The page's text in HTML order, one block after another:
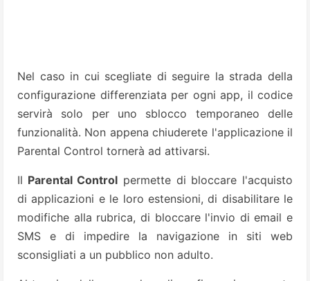
Nel caso in cui scegliate di seguire la strada della
configurazione differenziata per ogni app, il codice
servirà solo per uno sblocco temporaneo delle
funzionalità. Non appena chiuderete l'applicazione il
Parental Control tornerà ad attivarsi.
Il Parental Control permette di bloccare l'acquisto
di applicazioni e le loro estensioni, di disabilitare le
modifiche alla rubrica, di bloccare l'invio di email e
SMS e di impedire la navigazione in siti web
sconsigliati a un pubblico non adulto.